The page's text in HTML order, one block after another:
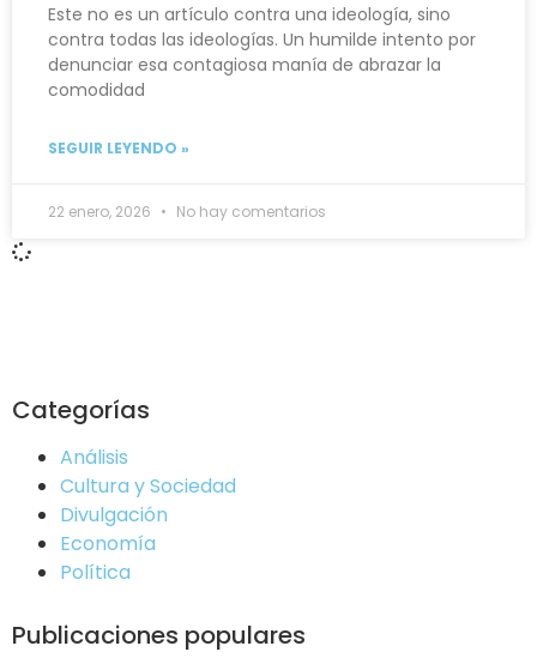
Este no es un artículo contra una ideología, sino
contra todas las ideologías. Un humilde intento por
denunciar esa contagiosa manía de abrazar la
comodidad
SEGUIR LEYENDO »
22 enero, 2026 No hay comentarios
Categorías
Análisis
Cultura y Sociedad
Divulgación
Economía
Política
Publicaciones populares